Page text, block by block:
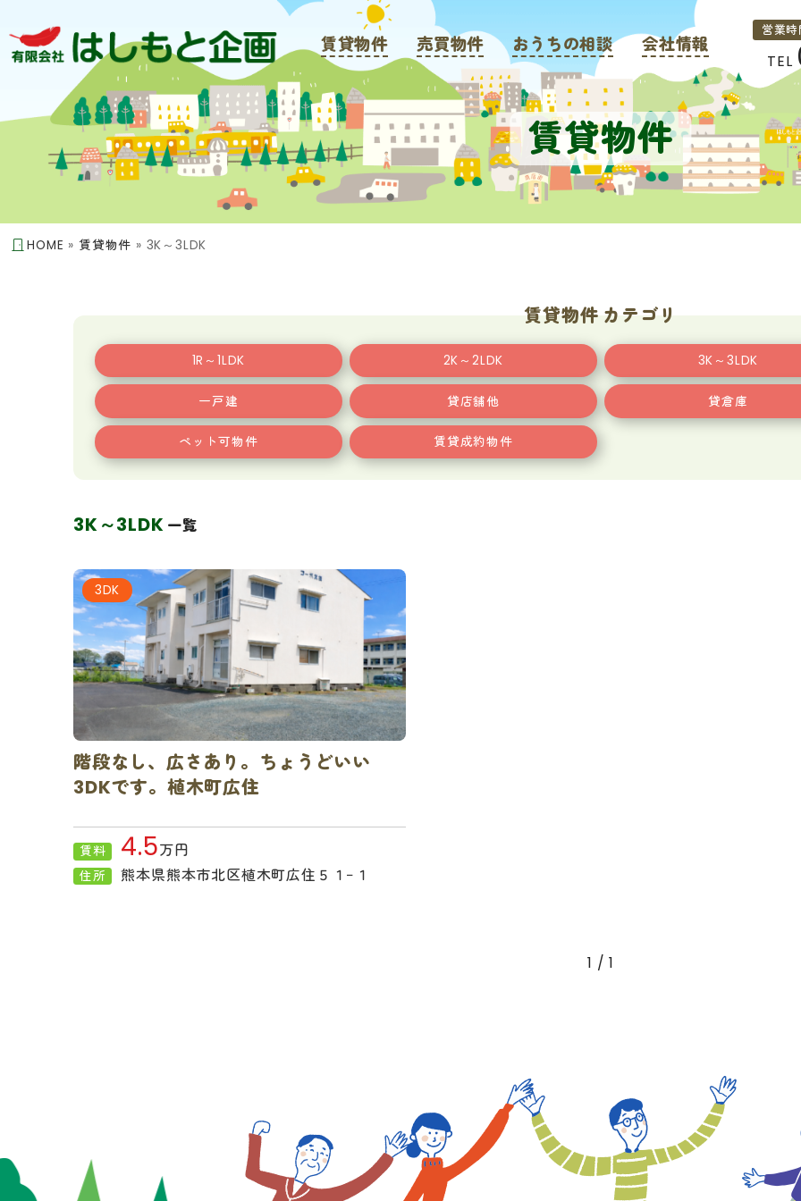
賃貸物件 売買物件 おうちの相談 会社情報
営業
TEL
賃貸物件
HOME » 賃貸物件 » 3K～3LDK
賃貸物件 カテゴリ
1R～1LDK 2K～2LDK 3K～3LDK
一戸建 貸店舗他 貸倉庫
ペット可物件 賃貸成約物件
3K～3LDK 一覧
3DK
階段なし、広さあり。ちょうどいい
3DKです。植木町広住
賃料 4.5万円
住所 熊本県熊本市北区植木町広住５１−１
1 / 1